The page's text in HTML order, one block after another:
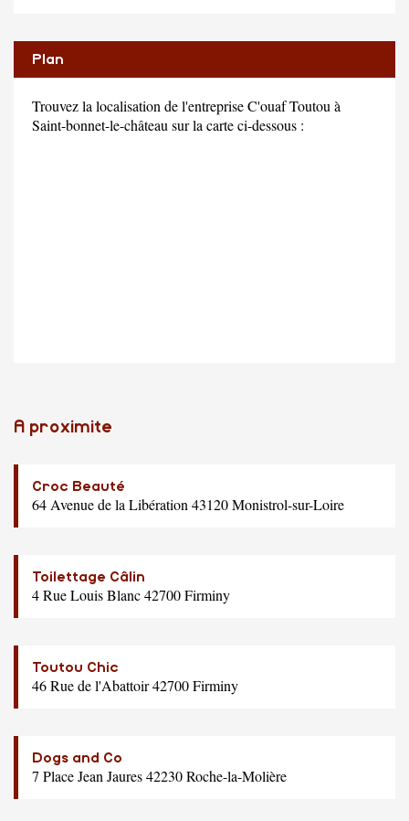
Plan
Trouvez la localisation de l'entreprise C'ouaf Toutou à
Saint-bonnet-le-château sur la carte ci-dessous :
A proximite
Croc Beauté
64 Avenue de la Libération 43120 Monistrol-sur-Loire
Toilettage Câlin
4 Rue Louis Blanc 42700 Firminy
Toutou Chic
46 Rue de l'Abattoir 42700 Firminy
Dogs and Co
7 Place Jean Jaures 42230 Roche-la-Molière